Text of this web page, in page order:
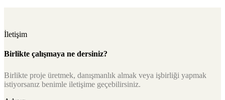
İletişim
Birlikte çalışmaya ne dersiniz?
Birlikte proje üretmek, danışmanlık almak veya işbirliği yapmak
istiyorsanız benimle iletişime geçebilirsiniz.